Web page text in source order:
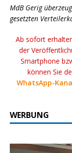
MdB Gerig
gesetzten
Ab sofort
der
Smartphone
können Sie
WhatsApp-
WERBUNG